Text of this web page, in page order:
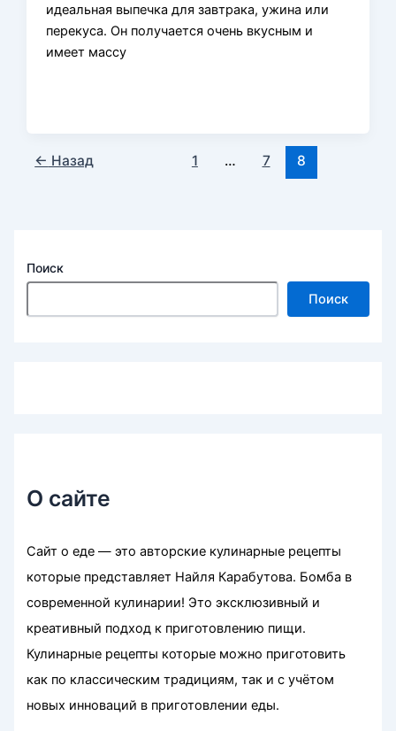
идеальная выпечка для завтрака, ужина или
перекуса. Он получается очень вкусным и
имеет массу
← Назад 1 … 7 8
Поиск
Поиск
О сайте
Сайт о еде — это авторские кулинарные рецепты
которые представляет Найля Карабутова. Бомба в
современной кулинарии! Это эксклюзивный и
креативный подход к приготовлению пищи.
Кулинарные рецепты которые можно приготовить
как по классическим традициям, так и с учётом
новых инноваций в приготовлении еды.